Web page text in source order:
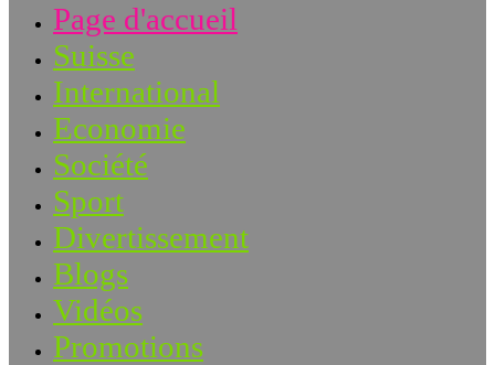
Page d'accueil
Suisse
International
Economie
Société
Sport
Divertissement
Blogs
Vidéos
Promotions